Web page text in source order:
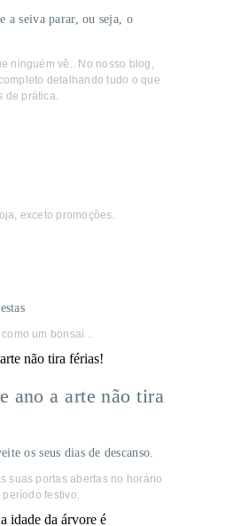
a seiva parar, ou seja, o
ninguém vê.. No nosso blog,
detalhando tudo o que
de prática.
exceto promoções.
um bonsai...
ano a arte não tira
os seus dias de descanso.
suas portas abertas no horário
festivo.